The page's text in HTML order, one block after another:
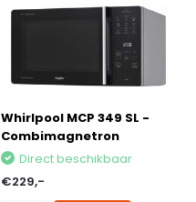
Whirlpool MCP 349 SL -
Combimagnetron
Direct beschikbaar
€229,-